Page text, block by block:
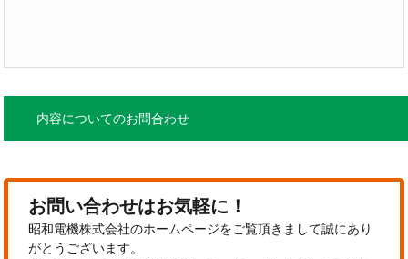
内容についてのお問合わせ
お問い合わせはお気軽に！
昭和電機株式会社のホームページをご覧頂きまして誠にあり
がとうございます。